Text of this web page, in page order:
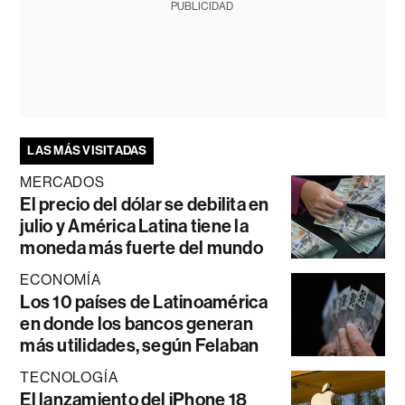
PUBLICIDAD
LAS MÁS VISITADAS
MERCADOS
El precio del dólar se debilita en
julio y América Latina tiene la
moneda más fuerte del mundo
ECONOMÍA
Los 10 países de Latinoamérica
en donde los bancos generan
más utilidades, según Felaban
TECNOLOGÍA
El lanzamiento del iPhone 18